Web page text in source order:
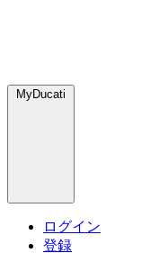
MyDucati
ログイン
登録